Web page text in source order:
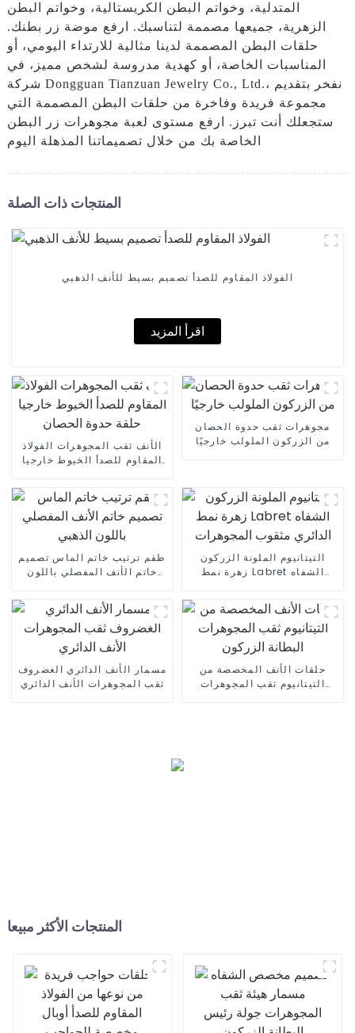
المتدلية، وخواتم البطن الكريستالية، وخواتم البطن
الزهرية، جميعها مصممة لتناسبك. ارفع موضة زر بطنك.
حلقات البطن المصممة لدينا مثالية للارتداء اليومي، أو
المناسبات الخاصة، أو كهدية مدروسة لشخص مميز، في
شركة Dongguan Tianzuan Jewelry Co., Ltd.، نفخر بتقديم
مجموعة فريدة وفاخرة من حلقات البطن المصممة التي
ستجعلك أنت تبرز. ارفع مستوى لعبة مجوهرات زر البطن
الخاصة بك من خلال تصميماتنا المذهلة اليوم
المنتجات ذات الصلة
الفولاذ المقاوم للصدأ تصميم بسيط للأنف الذهبي
اقرأ المزيد
الأنف ثقب المجوهرات الفولاذ
المقاوم للصدأ الخيوط خارجيا
مجوهرات ثقب حدوة الحصان
من الزركون الملولب خارجيًا
طقم ترتيب خاتم الماس تصميم
خاتم الأنف المفصلي باللون
التيتانيوم الملونة الزركون
زهرة نمط Labret الشفاه
مسمار الأنف الدائري الغضروف
ثقب المجوهرات الأنف الدائري
حلقات الأنف المخصصة من
التيتانيوم ثقب المجوهرات
المنتجات الأكثر مبيعا